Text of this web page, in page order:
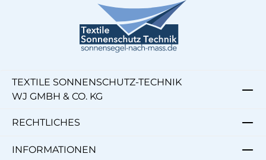
TEXTILE SONNENSCHUTZ-TECHNIK
WJ GMBH & CO. KG
RECHTLICHES
INFORMATIONEN